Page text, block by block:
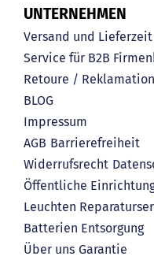
UNTERNEHMEN
Versand und Lieferzeit
Service für B2B
Retoure /
BLOG
Impressum
AGB Barrierefreiheit
Widerrufsrecht
Öffentliche
Leuchten
Batterien Entsorgung
Über uns Garantie